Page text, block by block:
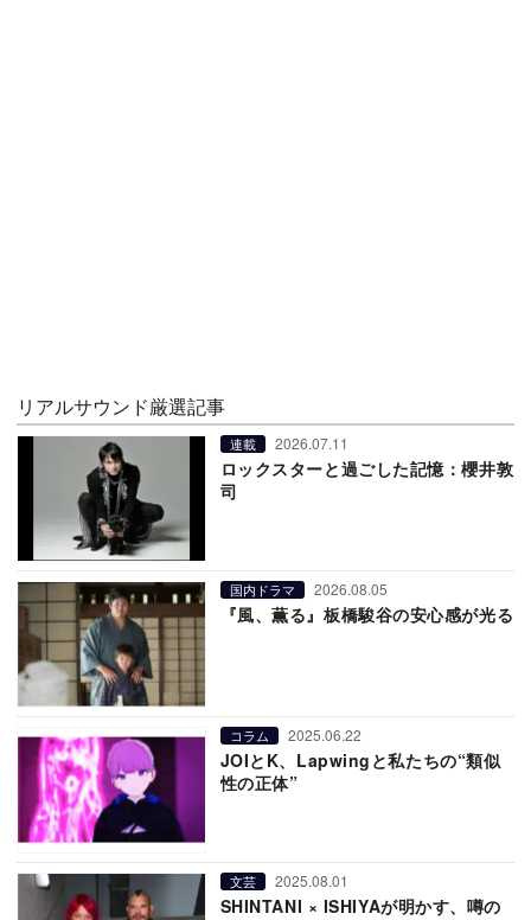
リアルサウンド厳選記事
連載 2026.07.11
ロックスターと過ごした記憶：櫻井敦
司
国内ドラマ 2026.08.05
『風、薫る』板橋駿谷の安心感が光る
コラム 2025.06.22
JOIとK、Lapwingと私たちの“類似
性の正体”
文芸 2025.08.01
SHINTANI × ISHIYAが明かす、噂の